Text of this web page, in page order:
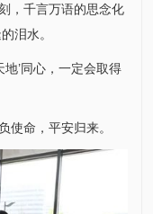
，千言万语的思念化
泪水。
’同心，一定会取得
命，平安归来。